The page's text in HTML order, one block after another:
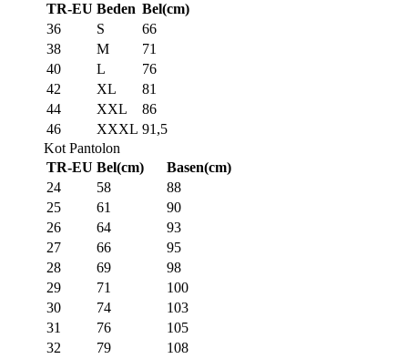
TR-EU Beden Bel(cm)
36
S
66
38
M
71
40
L
76
42
XL
81
44
XXL
86
46
XXXL 91,5
Kot Pantolon
TR-EU Bel(cm)
Basen(cm)
24
58
88
25
61
90
26
64
93
27
66
95
28
69
98
29
71
100
30
74
103
31
76
105
32
79
108